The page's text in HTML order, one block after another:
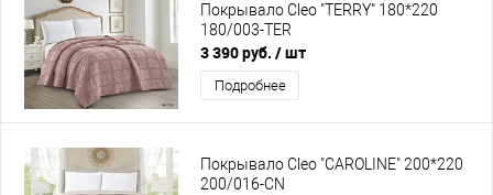
Покрывало Cleo "TERRY" 180*220
180/003-TER
3 390 руб. / шт
Подробнее
Покрывало Cleo "CAROLINE" 200*220
200/016-CN